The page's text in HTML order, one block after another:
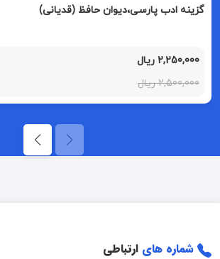
گزینه ادب پارسی،دیوان حافظ (قدیانی)
2,250,000 ریال
2,500,000 ریال
شماره های ارتباطی